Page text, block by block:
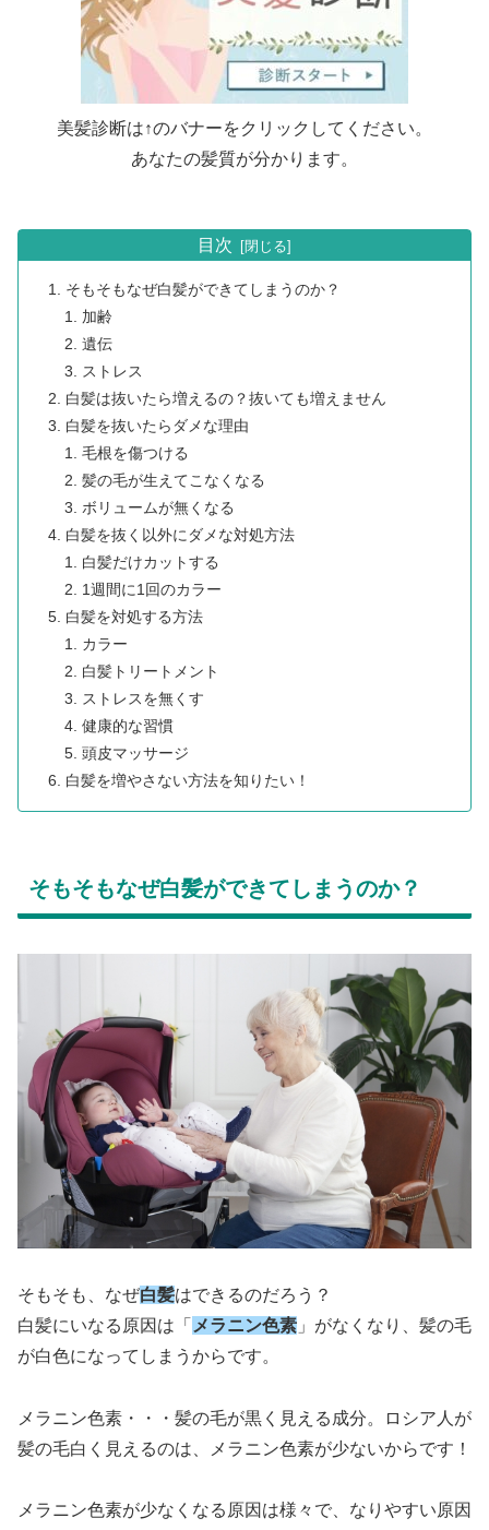
美髪診断は↑のバナーをクリックしてください。
あなたの髪質が分かります。
目次
そもそもなぜ白髪ができてしまうのか？
加齢
遺伝
ストレス
白髪は抜いたら増えるの？抜いても増えません
白髪を抜いたらダメな理由
毛根を傷つける
髪の毛が生えてこなくなる
ボリュームが無くなる
白髪を抜く以外にダメな対処方法
白髪だけカットする
1週間に1回のカラー
白髪を対処する方法
カラー
白髪トリートメント
ストレスを無くす
健康的な習慣
頭皮マッサージ
白髪を増やさない方法を知りたい！
そもそもなぜ白髪ができてしまうのか？
そもそも、なぜ白髪はできるのだろう？
白髪にいなる原因は「 メラニン色素 」がなくなり、髪の毛
が白色になってしまうからです。
メラニン色素・・・髪の毛が黒く見える成分。ロシア人が
髪の毛白く見えるのは、メラニン色素が少ないからです！
メラニン色素が少なくなる原因は様々で、なりやすい原因